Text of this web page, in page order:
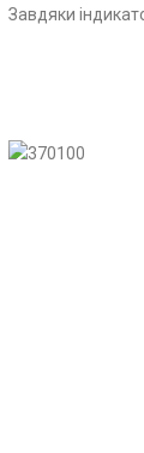
Завдяки